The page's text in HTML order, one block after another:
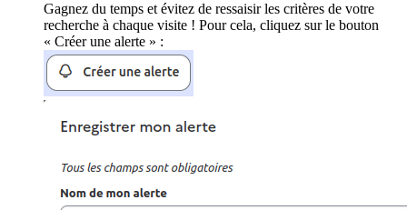
Gagnez du temps et évitez de ressaisir les critères de votre
recherche à chaque visite ! Pour cela, cliquez sur le bouton
« Créer une alerte » :